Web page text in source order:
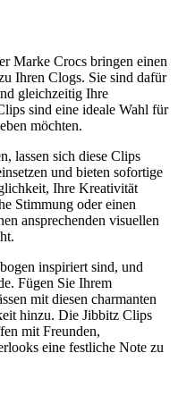
Marke Crocs bringen einen
Ihren Clogs. Sie sind dafür
gleichzeitig Ihre
sind eine ideale Wahl für
möchten.
lassen sich diese Clips
und bieten sofortige
Ihre Kreativität
Stimmung oder einen
ansprechenden visuellen
inspiriert sind, und
Fügen Sie Ihrem
mit diesen charmanten
hinzu. Die Jibbitz Clips
mit Freunden,
eine festliche Note zu